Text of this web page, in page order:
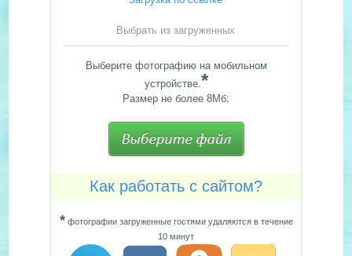
Выбрать из загруженных
Выберите фотографию на мобильном
устройстве.*
Размер не более 8Мб:
Как работать с сайтом?
*фотографии загруженные гостями удаляются в течение
10 минут